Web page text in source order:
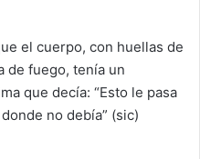
el cuerpo, con huellas de
de fuego, tenía un
que decía: “Esto le pasa
no debía” (sic)